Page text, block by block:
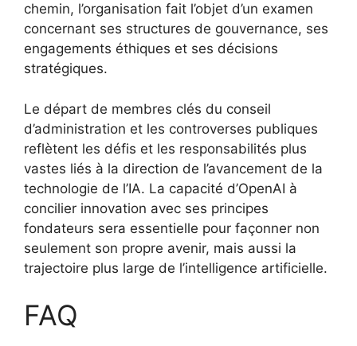
chemin, l’organisation fait l’objet d’un examen
concernant ses structures de gouvernance, ses
engagements éthiques et ses décisions
stratégiques.
Le départ de membres clés du conseil
d’administration et les controverses publiques
reflètent les défis et les responsabilités plus
vastes liés à la direction de l’avancement de la
technologie de l’IA. La capacité d’OpenAI à
concilier innovation avec ses principes
fondateurs sera essentielle pour façonner non
seulement son propre avenir, mais aussi la
trajectoire plus large de l’intelligence artificielle.
FAQ